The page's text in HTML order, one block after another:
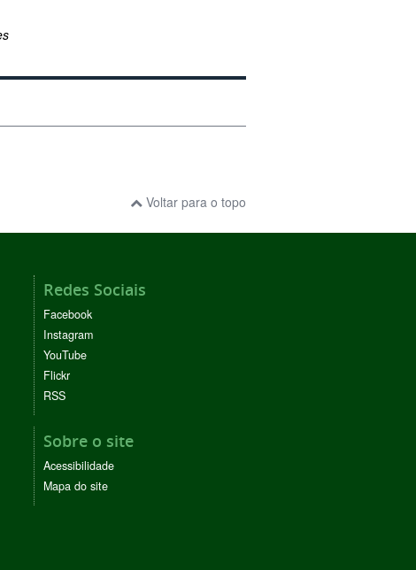
Voltar para o topo
Redes Sociais
Facebook
Instagram
YouTube
Flickr
RSS
Sobre o site
Acessibilidade
Mapa do site